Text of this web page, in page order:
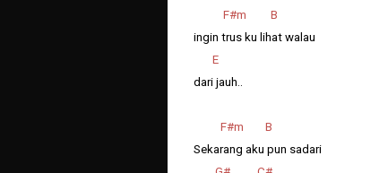
F#m B
ingin trus ku lihat walau
E
dari jauh..
F#m B
Sekarang aku pun sadari